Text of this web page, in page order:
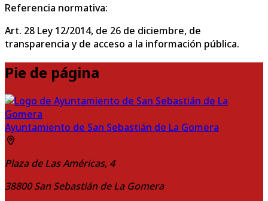
Referencia normativa:
Art. 28 Ley 12/2014, de 26 de diciembre, de
transparencia y de acceso a la información pública.
Pie de página
Ayuntamiento de San Sebastián de La Gomera
Plaza de Las Américas, 4
38800 San Sebastián de La Gomera